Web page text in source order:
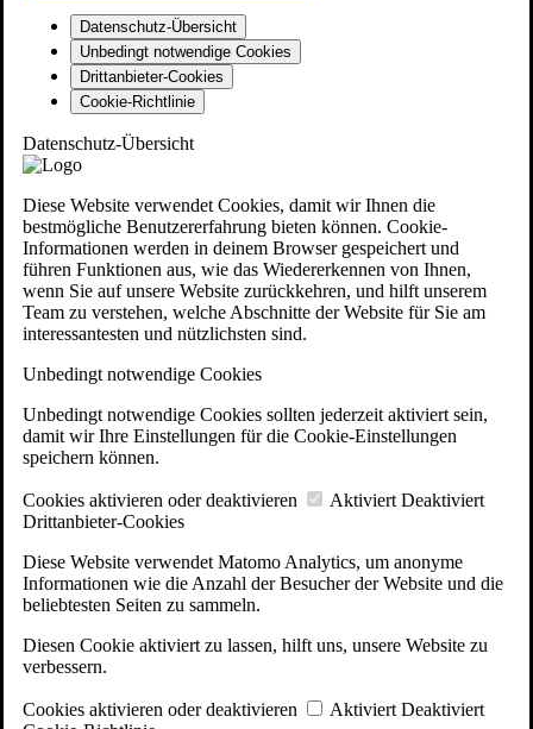
Datenschutz-Übersicht
Unbedingt notwendige Cookies
Drittanbieter-Cookies
Cookie-Richtlinie
Datenschutz-Übersicht
Diese Website verwendet Cookies, damit wir Ihnen die
bestmögliche Benutzererfahrung bieten können. Cookie-
Informationen werden in deinem Browser gespeichert und
führen Funktionen aus, wie das Wiedererkennen von Ihnen,
wenn Sie auf unsere Website zurückkehren, und hilft unserem
Team zu verstehen, welche Abschnitte der Website für Sie am
interessantesten und nützlichsten sind.
Unbedingt notwendige Cookies
Unbedingt notwendige Cookies sollten jederzeit aktiviert sein,
damit wir Ihre Einstellungen für die Cookie-Einstellungen
speichern können.
Cookies aktivieren oder deaktivieren Aktiviert Deaktiviert
Drittanbieter-Cookies
Diese Website verwendet Matomo Analytics, um anonyme
Informationen wie die Anzahl der Besucher der Website und die
beliebtesten Seiten zu sammeln.
Diesen Cookie aktiviert zu lassen, hilft uns, unsere Website zu
verbessern.
Cookies aktivieren oder deaktivieren Aktiviert Deaktiviert